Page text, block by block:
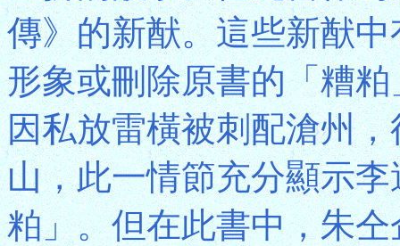
傳》的新猷。這些新猷
形象或刪除原書的「糟
因私放雷橫被刺配滄州
山，此一情節充分顯示
粕」。但在此書中，朱